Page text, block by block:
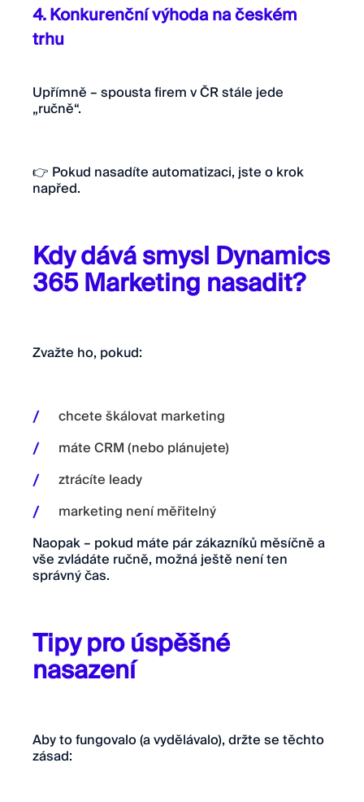
4. Konkurenční výhoda na českém
trhu
Upřímně – spousta firem v ČR stále jede
„ručně“.
👉 Pokud nasadíte automatizaci, jste o krok
napřed.
Kdy dává smysl Dynamics
365 Marketing nasadit?
Zvažte ho, pokud:
chcete škálovat marketing
máte CRM (nebo plánujete)
ztrácíte leady
marketing není měřitelný
Naopak – pokud máte pár zákazníků měsíčně a
vše zvládáte ručně, možná ještě není ten
správný čas.
Tipy pro úspěšné
nasazení
Aby to fungovalo (a vydělávalo), držte se těchto
zásad: